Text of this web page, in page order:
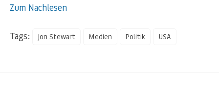
Zum Nachlesen
Tags: Jon Stewart Medien Politik USA